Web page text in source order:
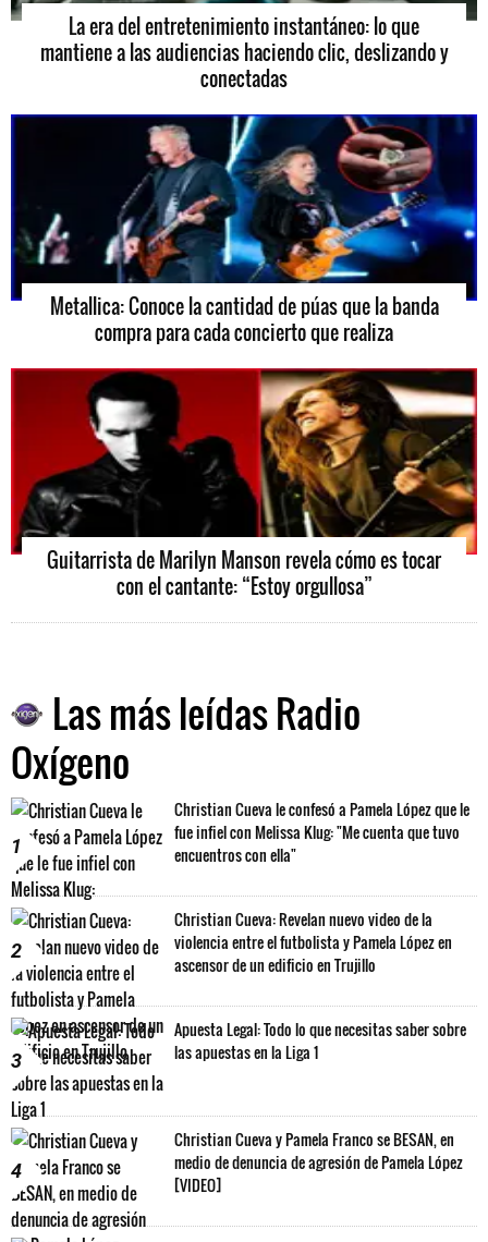
La era del entretenimiento instantáneo: lo que
mantiene a las audiencias haciendo clic, deslizando y
conectadas
Metallica: Conoce la cantidad de púas que la banda
compra para cada concierto que realiza
Guitarrista de Marilyn Manson revela cómo es tocar
con el cantante: “Estoy orgullosa”
Las más leídas Radio
Oxígeno
1
Christian Cueva le confesó a Pamela López que le
fue infiel con Melissa Klug: "Me cuenta que tuvo
encuentros con ella"
2
Christian Cueva: Revelan nuevo video de la
violencia entre el futbolista y Pamela López en
ascensor de un edificio en Trujillo
3
Apuesta Legal: Todo lo que necesitas saber sobre
las apuestas en la Liga 1
4
Christian Cueva y Pamela Franco se BESAN, en
medio de denuncia de agresión de Pamela López
[VIDEO]